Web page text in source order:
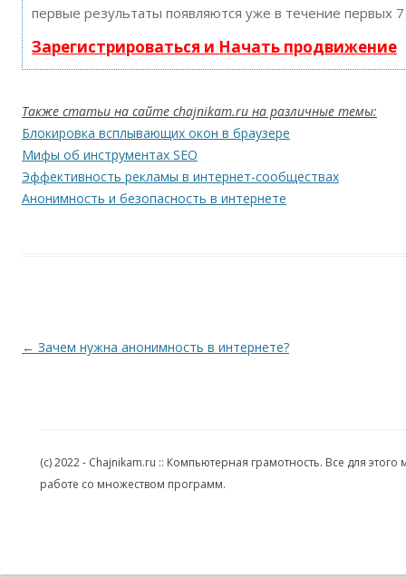
первые результаты появляются уже в течение первых
Зарегистрироваться и Начать продвижение
Также статьи на сайте chajnikam.ru на различные темы:
Блокировка всплывающих окон в браузере
Мифы об инструментах SEO
Эффективность рекламы в интернет-сообществах
Анонимность и безопасность в интернете
Навигация по записям
← Зачем нужна анонимность в интернете?
(c) 2022 - Chajnikam.ru :: Компьютерная грамотность. Все для
работе со множеством программ.